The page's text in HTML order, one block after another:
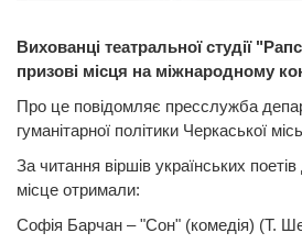
Вихованці театральної студії
призові місця на міжнародному
Про це повідомляє пресслужба
гуманітарної політики Черкаської
За читання віршів українських
місце отримали:
Софія Барчан – "Сон" (комедія) (Т.